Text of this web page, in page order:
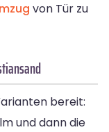
von Tür zu
bereit:
und dann die